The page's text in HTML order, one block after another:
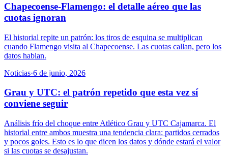
Chapecoense-Flamengo: el detalle aéreo que las
cuotas ignoran
El historial repite un patrón: los tiros de esquina se multiplican
cuando Flamengo visita al Chapecoense. Las cuotas callan, pero los
datos hablan.
Noticias·6 de junio, 2026
Grau y UTC: el patrón repetido que esta vez sí
conviene seguir
Análisis frío del choque entre Atlético Grau y UTC Cajamarca. El
historial entre ambos muestra una tendencia clara: partidos cerrados
y pocos goles. Esto es lo que dicen los datos y dónde estará el valor
si las cuotas se desajustan.